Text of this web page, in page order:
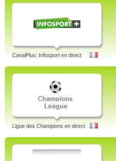
CanalPlus: Infosport en direct
Ligue des Champions en direct